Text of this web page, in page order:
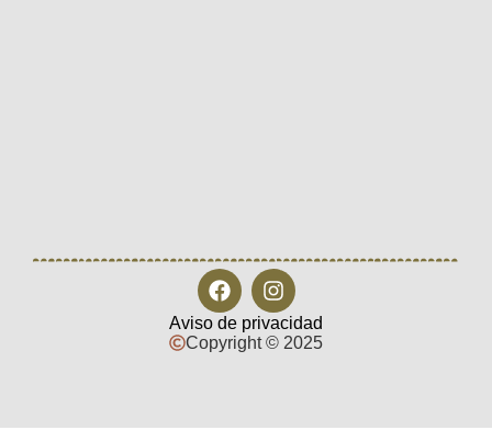
Copyright © 2025
Aviso de privacidad